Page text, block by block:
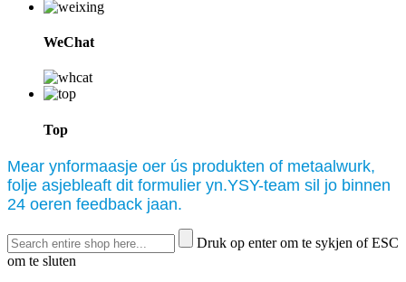
WeChat
Top
Mear ynformaasje oer ús produkten of metaalwurk,
folje asjebleaft dit formulier yn.YSY-team sil jo binnen
24 oeren feedback jaan.
Druk op enter om te sykjen of ESC
om te sluten